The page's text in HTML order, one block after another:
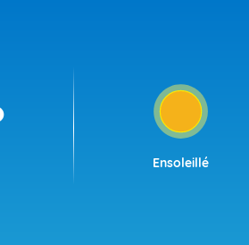
Ensoleillé